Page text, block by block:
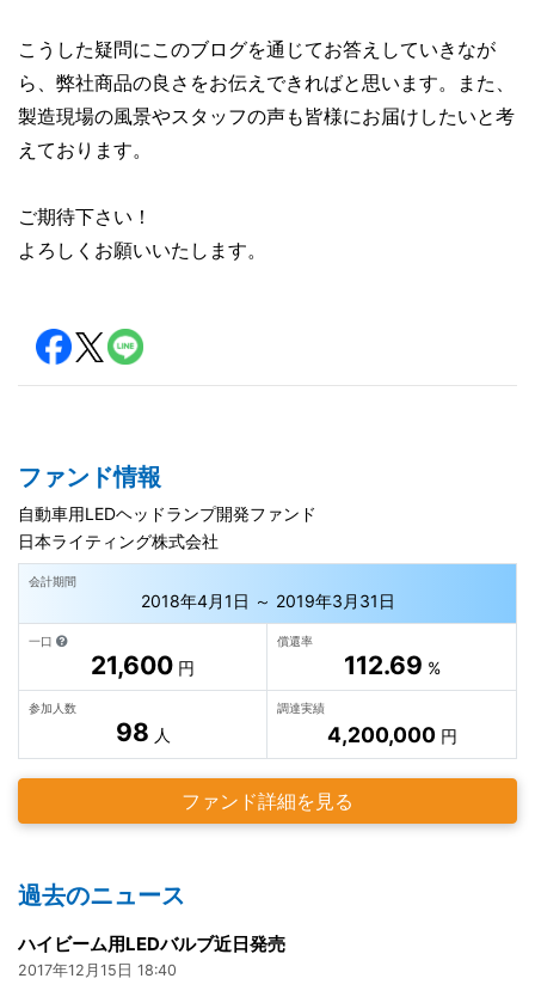
こうした疑問にこのブログを通じてお答えしていきなが
ら、弊社商品の良さをお伝えできればと思います。また、
製造現場の風景やスタッフの声も皆様にお届けしたいと考
えております。
ご期待下さい！
よろしくお願いいたします。
ファンド情報
自動車用LEDヘッドランプ開発ファンド
日本ライティング株式会社
会計期間
2018年4月1日 ～ 2019年3月31日
一口
21,600 円
償還率
112.69 %
参加人数
98 人
調達実績
4,200,000円
ファンド詳細を見る
過去のニュース
ハイビーム用LEDバルブ近日発売
2017年12月15日 18:40